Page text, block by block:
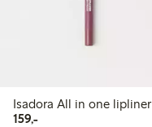
Isadora All in one lipliner
159,-159,00 kr